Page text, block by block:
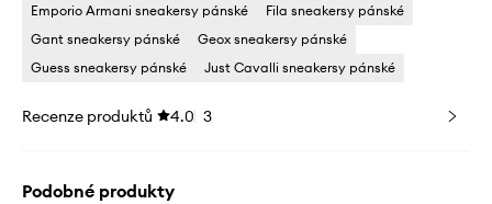
Emporio Armani sneakersy pánské
Fila sneakersy pánské
Gant sneakersy pánské
Geox sneakersy pánské
Guess sneakersy pánské
Just Cavalli sneakersy pánské
Recenze produktů 4.0 3
Podobné produkty